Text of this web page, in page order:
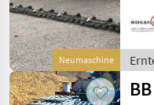
Neumaschine
und
BB
BB